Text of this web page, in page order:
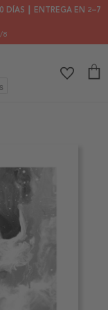
DÍAS ┃ ENTREGA EN 2–7
8